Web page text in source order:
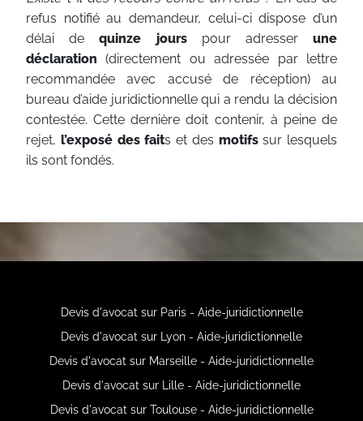
refus notifié au demandeur, celui-ci dispose d’un
délai dequinze jourspour adresserune
déclaration (directement ou adressée par lettre
recommandée avec accusé de réception) au
bureau d’aide juridictionnelle qui a rendu la décision
contestée. Cette dernière doit contenir, à peine de
rejet, l’exposé des faits et des motifssur lesquels
ils sont fondés.
Devis d'avocat sur Paris - Aide-juridictionnelle
Devis d'avocat sur Lyon - Aide-juridictionnelle
Devis d'avocat sur Marseille - Aide-juridictionnelle
Devis d'avocat sur Lille - Aide-juridictionnelle
Devis d'avocat sur Toulouse - Aide-juridictionnelle